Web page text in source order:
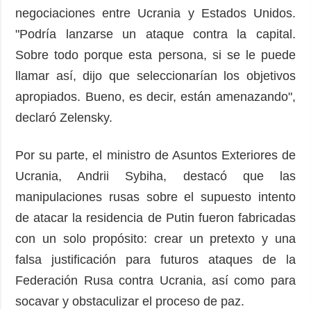
negociaciones entre Ucrania y Estados Unidos.
"Podría lanzarse un ataque contra la capital.
Sobre todo porque esta persona, si se le puede
llamar así, dijo que seleccionarían los objetivos
apropiados. Bueno, es decir, están amenazando",
declaró Zelensky.
Por su parte, el ministro de Asuntos Exteriores de
Ucrania, Andrii Sybiha, destacó que las
manipulaciones rusas sobre el supuesto intento
de atacar la residencia de Putin fueron fabricadas
con un solo propósito: crear un pretexto y una
falsa justificación para futuros ataques de la
Federación Rusa contra Ucrania, así como para
socavar y obstaculizar el proceso de paz.